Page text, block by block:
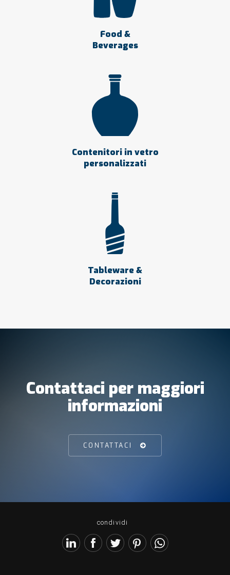
Food &
Beverages
Contenitori in vetro
personalizzati
Tableware &
Decorazioni
Contattaci per maggiori
informazioni
CONTATTACI
condividi